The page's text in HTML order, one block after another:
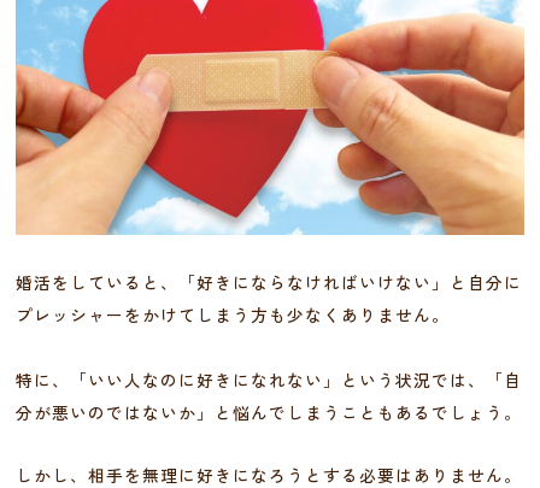
婚活をしていると、「好きにならなければいけない」と自分に
プレッシャーをかけてしまう方も少なくありません。
特に、「いい人なのに好きになれない」という状況では、「自
分が悪いのではないか」と悩んでしまうこともあるでしょう。
しかし、相手を無理に好きになろうとする必要はありません。